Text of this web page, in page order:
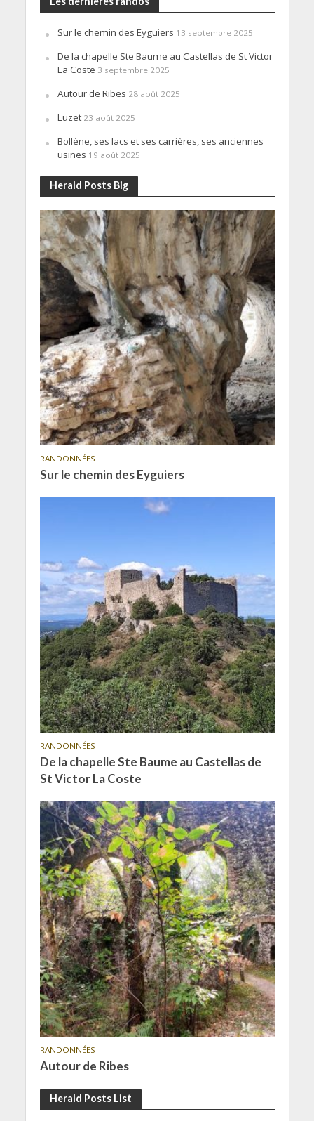
Sur le chemin des Eyguiers 13 septembre 2025
De la chapelle Ste Baume au Castellas de St Victor
La Coste 3 septembre 2025
Autour de Ribes 28 août 2025
Luzet 23 août 2025
Bollène, ses lacs et ses carrières, ses anciennes
usines 19 août 2025
Herald Posts Big
RANDONNÉES
Sur le chemin des Eyguiers
RANDONNÉES
De la chapelle Ste Baume au Castellas de
St Victor La Coste
RANDONNÉES
Autour de Ribes
Herald Posts List